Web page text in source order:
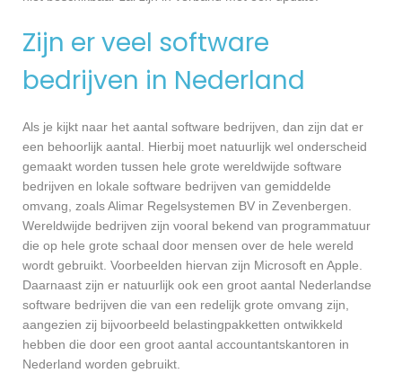
Zijn er veel software
bedrijven in Nederland
Als je kijkt naar het aantal software bedrijven, dan zijn dat er
een behoorlijk aantal. Hierbij moet natuurlijk wel onderscheid
gemaakt worden tussen hele grote wereldwijde software
bedrijven en lokale software bedrijven van gemiddelde
omvang, zoals Alimar Regelsystemen BV in Zevenbergen.
Wereldwijde bedrijven zijn vooral bekend van programmatuur
die op hele grote schaal door mensen over de hele wereld
wordt gebruikt. Voorbeelden hiervan zijn Microsoft en Apple.
Daarnaast zijn er natuurlijk ook een groot aantal Nederlandse
software bedrijven die van een redelijk grote omvang zijn,
aangezien zij bijvoorbeeld belastingpakketten ontwikkeld
hebben die door een groot aantal accountantskantoren in
Nederland worden gebruikt.